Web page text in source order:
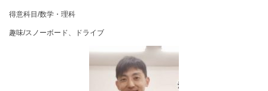
得意科目/数学・理科
趣味/スノーボード、ドライブ